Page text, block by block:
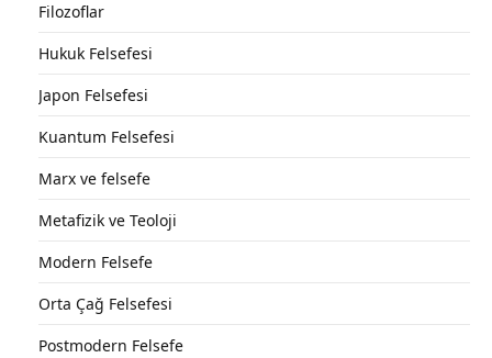
Filozoflar
Hukuk Felsefesi
Japon Felsefesi
Kuantum Felsefesi
Marx ve felsefe
Metafizik ve Teoloji
Modern Felsefe
Orta Çağ Felsefesi
Postmodern Felsefe